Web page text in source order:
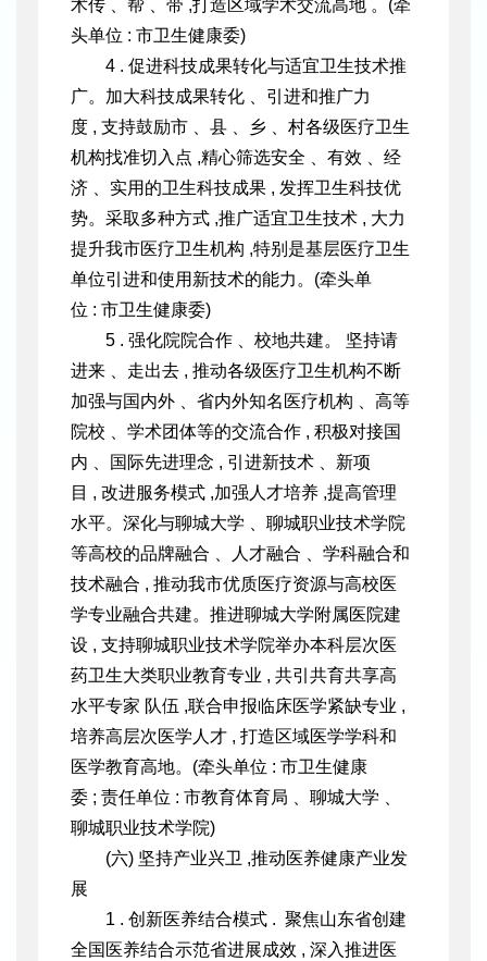
术传 、帮 、带 ,打造区域学术交流高地 。(牵
头单位 : 市卫生健康委)
4 . 促进科技成果转化与适宜卫生技术推
广。加大科技成果转化 、引进和推广力
度 , 支持鼓励市 、县 、乡 、村各级医疗卫生
机构找准切入点 ,精心筛选安全 、有效 、经
济 、实用的卫生科技成果 , 发挥卫生科技优
势。采取多种方式 ,推广适宜卫生技术 , 大力
提升我市医疗卫生机构 ,特别是基层医疗卫生
单位引进和使用新技术的能力。(牵头单
位 : 市卫生健康委)
5 . 强化院院合作 、校地共建。 坚持请
进来 、走出去 , 推动各级医疗卫生机构不断
加强与国内外 、省内外知名医疗机构 、高等
院校 、学术团体等的交流合作 , 积极对接国
内 、国际先进理念 , 引进新技术 、新项
目 , 改进服务模式 ,加强人才培养 ,提高管理
水平。深化与聊城大学 、聊城职业技术学院
等高校的品牌融合 、人才融合 、学科融合和
技术融合 , 推动我市优质医疗资源与高校医
学专业融合共建。推进聊城大学附属医院建
设 , 支持聊城职业技术学院举办本科层次医
药卫生大类职业教育专业 , 共引共育共享高
水平专家 队伍 ,联合申报临床医学紧缺专业 ,
培养高层次医学人才 , 打造区域医学学科和
医学教育高地。(牵头单位 : 市卫生健康
委 ; 责任单位 : 市教育体育局 、聊城大学 、
聊城职业技术学院)
(六) 坚持产业兴卫 ,推动医养健康产业发
展
1 . 创新医养结合模式 . 聚焦山东省创建
全国医养结合示范省进展成效 , 深入推进医